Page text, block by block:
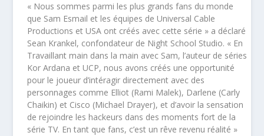
« Nous sommes parmi les plus grands fans du monde
que Sam Esmail et les équipes de Universal Cable
Productions et USA ont créés avec cette série » a déclaré
Sean Krankel, confondateur de Night School Studio. « En
Travaillant main dans la main avec Sam, l’auteur de séries
Kor Ardana et UCP, nous avons créés une opportunité
pour le joueur d’intéragir directement avec des
personnages comme Elliot (Rami Malek), Darlene (Carly
Chaikin) et Cisco (Michael Drayer), et d’avoir la sensation
de rejoindre les hackeurs dans des moments fort de la
série TV. En tant que fans, c’est un rêve revenu réalité »